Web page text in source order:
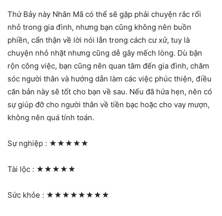
Thứ Bảy này Nhân Mã có thể sẽ gặp phải chuyện rắc rối
nhỏ trong gia đình, nhưng bạn cũng không nên buồn
phiền, cẩn thận về lời nói lẫn trong cách cư xử, tuy là
chuyện nhỏ nhặt nhưng cũng dễ gây mếch lòng. Dù bận
rộn công việc, bạn cũng nên quan tâm đến gia đình, chăm
sóc người thân và hướng dẫn làm các việc phúc thiện, điều
căn bản này sẽ tốt cho bạn về sau. Nếu đã hứa hẹn, nên có
sự giúp đỡ cho người thân về tiền bạc hoặc cho vay mượn,
không nên quá tính toán.
Sự nghiệp : ★★★★★
Tài lộc : ★★★★★
Sức khỏe : ★★★★★★★★